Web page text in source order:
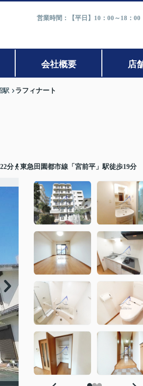
営業時間：【平日】10：00～18：
会社概要 店
駅 ラフィナート
分 東急田園都市線「宮前平」駅徒歩19分